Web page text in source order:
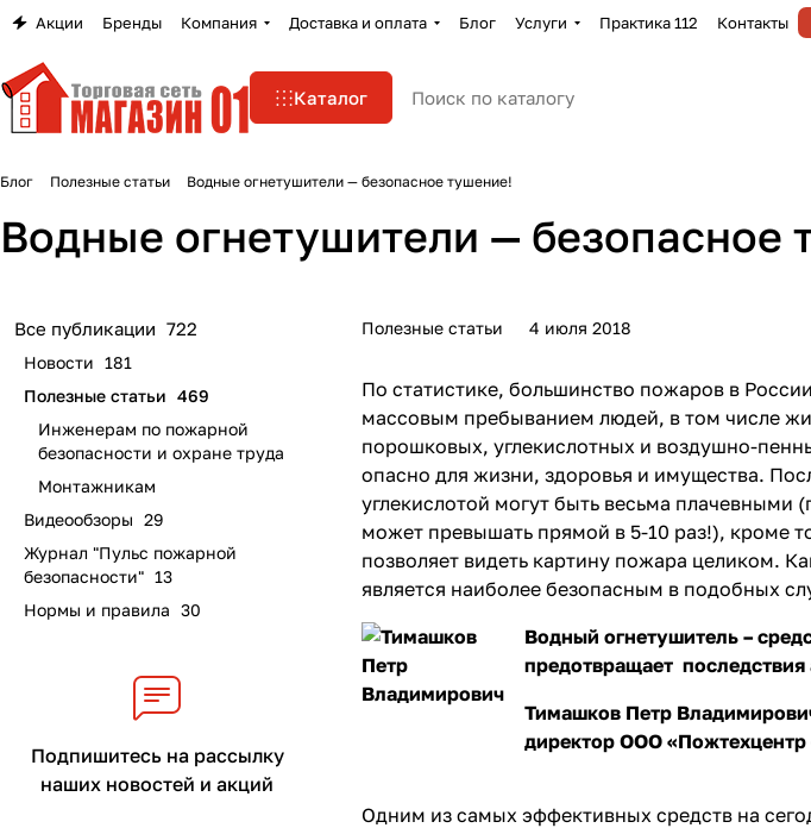
Акции Бренды Компания Доставка и оплата Блог Услуги Практика 112 Контакты
Каталог
Блог Полезные статьи Водные огнетушители — безопасное тушение!
Водные огнетушители — безопасное
Полезные статьи 4 июля 2018
По статистике, большинство пожаров в
массовым пребыванием людей, в том числе
порошковых, углекислотных и воздушно-
опасно для жизни, здоровья и имущества.
углекислотой могут быть весьма
может превышать прямой в 5-10 раз!), кроме
позволяет видеть картину пожара целиком.
является наиболее безопасным в подобных
Водный огнетушитель –
предотвращает последствия
Тимашков Петр
директор ООО «Пожтехцентр
Одним из самых эффективных средств на
Все публикации 722
Новости 181
Полезные статьи 469
Инженерам по пожарной
безопасности и охране труда
Монтажникам
Видеообзоры 29
Журнал "Пульс пожарной
безопасности" 13
Нормы и правила 30
Подпишитесь на рассылку
наших новостей и акций